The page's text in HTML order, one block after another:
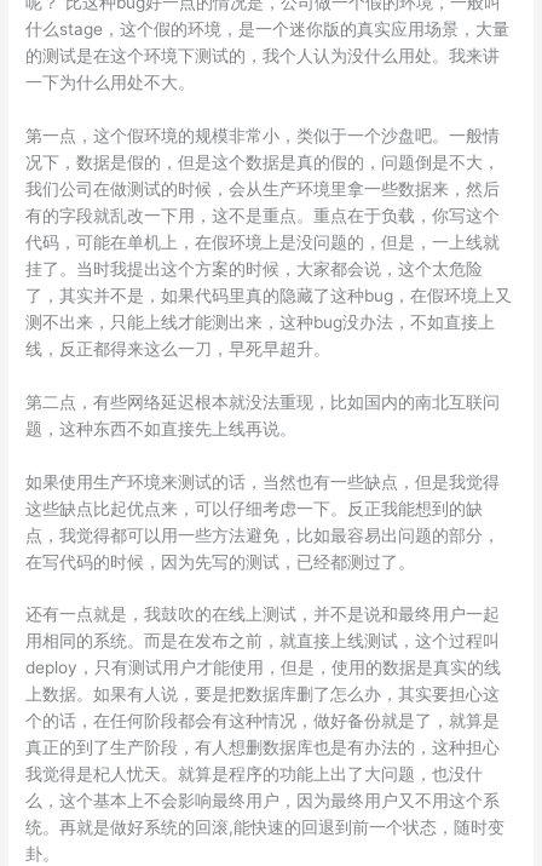
什么stage，这个假的环境，是一个迷你版的真实应用场景，大量
的测试是在这个环境下测试的，我个人认为没什么用处。我来讲
一下为什么用处不大。
第一点，这个假环境的规模非常小，类似于一个沙盘吧。一般情
况下，数据是假的，但是这个数据是真的假的，问题倒是不大，
我们公司在做测试的时候，会从生产环境里拿一些数据来，然后
有的字段就乱改一下用，这不是重点。重点在于负载，你写这个
代码，可能在单机上，在假环境上是没问题的，但是，一上线就
挂了。当时我提出这个方案的时候，大家都会说，这个太危险
了，其实并不是，如果代码里真的隐藏了这种bug，在假环境上又
测不出来，只能上线才能测出来，这种bug没办法，不如直接上
线，反正都得来这么一刀，早死早超升。
第二点，有些网络延迟根本就没法重现，比如国内的南北互联问
题，这种东西不如直接先上线再说。
如果使用生产环境来测试的话，当然也有一些缺点，但是我觉得
这些缺点比起优点来，可以仔细考虑一下。反正我能想到的缺
点，我觉得都可以用一些方法避免，比如最容易出问题的部分，
在写代码的时候，因为先写的测试，已经都测过了。
还有一点就是，我鼓吹的在线上测试，并不是说和最终用户一起
用相同的系统。而是在发布之前，就直接上线测试，这个过程叫
deploy，只有测试用户才能使用，但是，使用的数据是真实的线
上数据。如果有人说，要是把数据库删了怎么办，其实要担心这
个的话，在任何阶段都会有这种情况，做好备份就是了，就算是
真正的到了生产阶段，有人想删数据库也是有办法的，这种担心
我觉得是杞人忧天。就算是程序的功能上出了大问题，也没什
么，这个基本上不会影响最终用户，因为最终用户又不用这个系
统。再就是做好系统的回滚,能快速的回退到前一个状态，随时变
卦。